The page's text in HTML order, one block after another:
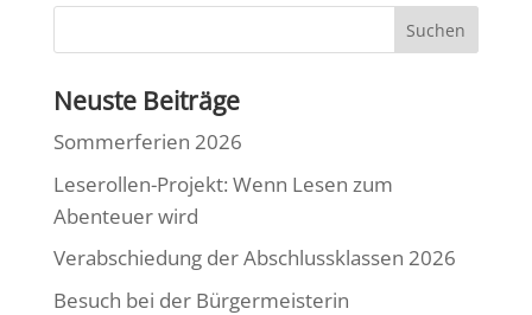
Neuste Beiträge
Sommerferien 2026
Leserollen-Projekt: Wenn Lesen zum
Abenteuer wird
Verabschiedung der Abschlussklassen 2026
Besuch bei der Bürgermeisterin